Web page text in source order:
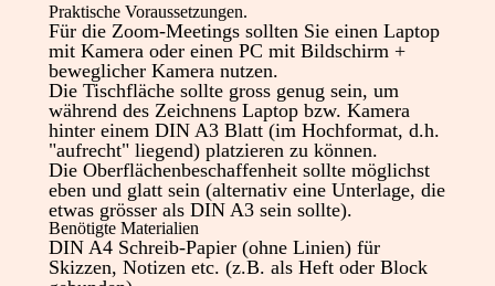
Praktische Voraussetzungen.
Für die Zoom-Meetings sollten Sie einen Laptop
mit Kamera oder einen PC mit Bildschirm +
beweglicher Kamera nutzen.
Die Tischfläche sollte gross genug sein, um
während des Zeichnens Laptop bzw. Kamera
hinter einem DIN A3 Blatt (im Hochformat, d.h.
"aufrecht" liegend) platzieren zu können.
Die Oberflächenbeschaffenheit sollte möglichst
eben und glatt sein (alternativ eine Unterlage, die
etwas grösser als DIN A3 sein sollte).
Benötigte Materialien
DIN A4 Schreib-Papier (ohne Linien) für
Skizzen, Notizen etc. (z.B. als Heft oder Block